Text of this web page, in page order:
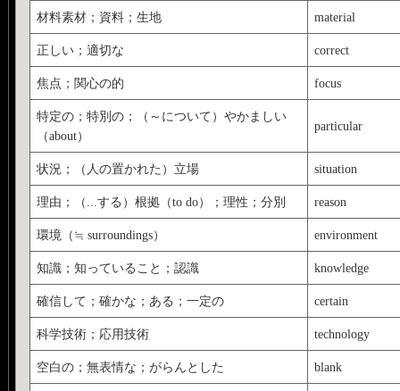
材料素材；資料；生地 material
正しい；適切な correct
焦点；関心の的 focus
特定の；特別の；（～について）やかましい
（about）
particular
状況；（人の置かれた）立場 situation
理由；（...する）根拠（to do）；理性；分別 reason
環境（≒ surroundings） environment
知識；知っていること；認識 knowledge
確信して；確かな；ある；一定の certain
科学技術；応用技術 technology
空白の；無表情な；がらんとした blank